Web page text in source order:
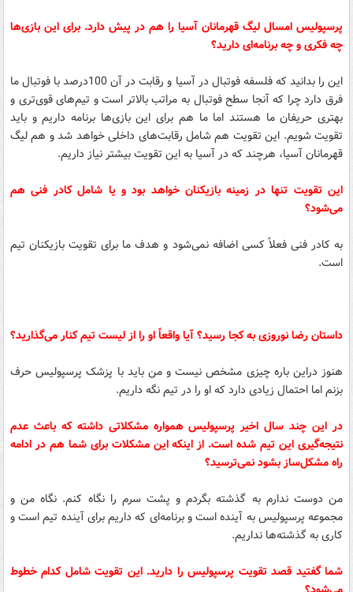
پرسپولیس امسال لیگ قهرمانان آسیا را هم در پیش دارد. برای این بازی‌ها
چه فکری و چه برنامه‌ای دارید؟
این را بدانید که فلسفه فوتبال در آسیا و رقابت در آن 100درصد با فوتبال ما
فرق دارد چرا که آنجا سطح فوتبال به مراتب بالاتر است و تیم‌های قوی‌تری و
بهتری حریفان ما هستند اما ما هم برای این بازی‌ها برنامه داریم و باید
تقویت شویم. این تقویت هم شامل رقابت‌های داخلی خواهد شد و هم لیگ
قهرمانان آسیا، هرچند که در آسیا به این تقویت بیشتر نیاز داریم.
این تقویت تنها در زمینه بازیکنان خواهد بود و یا شامل کادر فنی هم
می‌شود؟
به کادر فنی فعلاً کسی اضافه نمی‌شود و هدف ما برای تقویت بازیکنان تیم
است.
داستان رضا نوروزی به کجا رسید؟ آیا واقعاً او را از لیست تیم کنار می‌گذارید؟
هنوز دراین باره چیزی مشخص نیست و من باید با پزشک پرسپولیس حرف
بزنم اما احتمال زیادی دارد که او را در تیم نگه داریم.
در این چند سال اخیر پرسپولیس همواره مشکلاتی داشته که باعث عدم
نتیجه‌گیری این تیم شده است. از اینکه این مشکلات برای شما هم در ادامه
راه مشکل‌ساز بشود نمی‌ترسید؟‌
من دوست ندارم به گذشته بگردم و پشت سرم را نگاه کنم. نگاه من و
مجموعه پرسپولیس به آینده است و برنامه‌ای که داریم برای آینده تیم است و
کاری به گذشته‌ها نداریم.
شما گفتید قصد تقویت پرسپولیس را دارید. این تقویت شامل کدام خطوط